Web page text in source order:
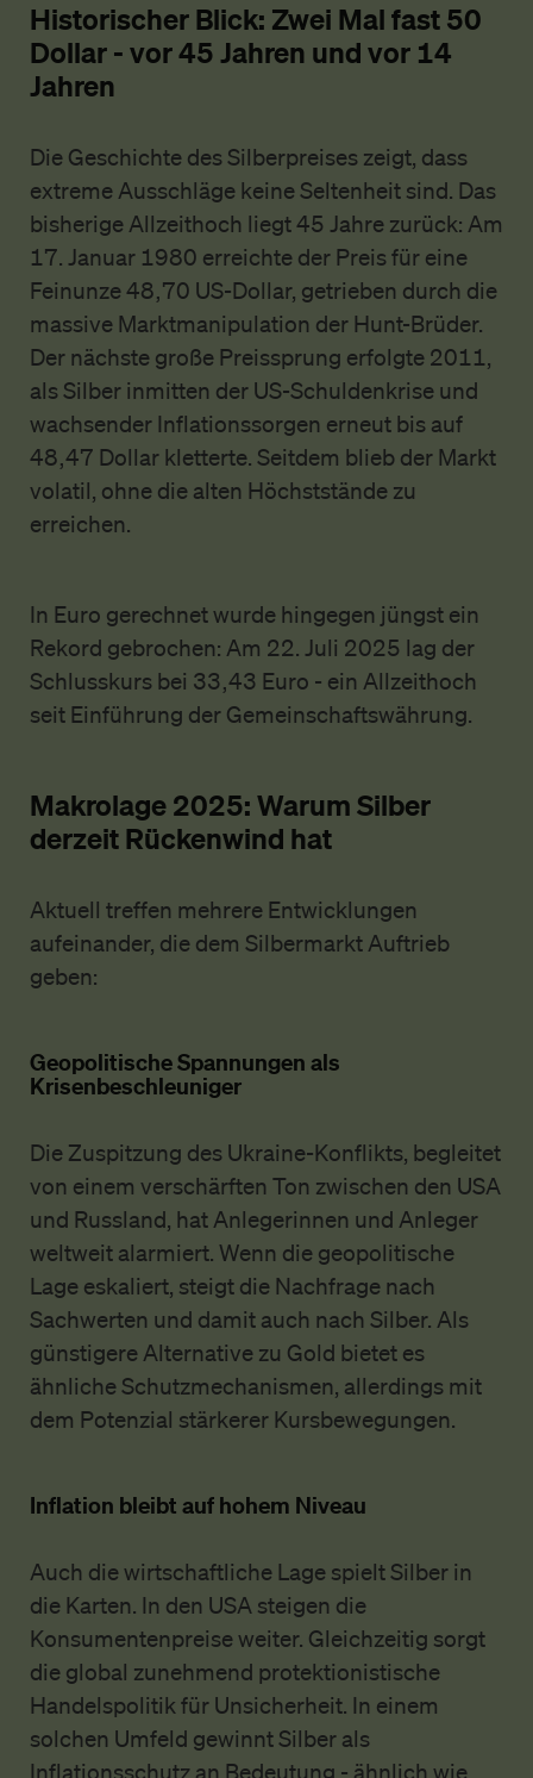
Historischer Blick: Zwei Mal fast 50
Dollar - vor 45 Jahren und vor 14
Jahren
Die Geschichte des Silberpreises zeigt, dass
extreme Ausschläge keine Seltenheit sind. Das
bisherige Allzeithoch liegt 45 Jahre zurück: Am
17. Januar 1980 erreichte der Preis für eine
Feinunze 48,70 US-Dollar, getrieben durch die
massive Marktmanipulation der Hunt-Brüder.
Der nächste große Preissprung erfolgte 2011,
als Silber inmitten der US-Schuldenkrise und
wachsender Inflationssorgen erneut bis auf
48,47 Dollar kletterte. Seitdem blieb der Markt
volatil, ohne die alten Höchststände zu
erreichen.
In Euro gerechnet wurde hingegen jüngst ein
Rekord gebrochen: Am 22. Juli 2025 lag der
Schlusskurs bei 33,43 Euro - ein Allzeithoch
seit Einführung der Gemeinschaftswährung.
Makrolage 2025: Warum Silber
derzeit Rückenwind hat
Aktuell treffen mehrere Entwicklungen
aufeinander, die dem Silbermarkt Auftrieb
geben:
Geopolitische Spannungen als
Krisenbeschleuniger
Die Zuspitzung des Ukraine-Konflikts, begleitet
von einem verschärften Ton zwischen den USA
und Russland, hat Anlegerinnen und Anleger
weltweit alarmiert. Wenn die geopolitische
Lage eskaliert, steigt die Nachfrage nach
Sachwerten und damit auch nach Silber. Als
günstigere Alternative zu Gold bietet es
ähnliche Schutzmechanismen, allerdings mit
dem Potenzial stärkerer Kursbewegungen.
Inflation bleibt auf hohem Niveau
Auch die wirtschaftliche Lage spielt Silber in
die Karten. In den USA steigen die
Konsumentenpreise weiter. Gleichzeitig sorgt
die global zunehmend protektionistische
Handelspolitik für Unsicherheit. In einem
solchen Umfeld gewinnt Silber als
Inflationsschutz an Bedeutung - ähnlich wie